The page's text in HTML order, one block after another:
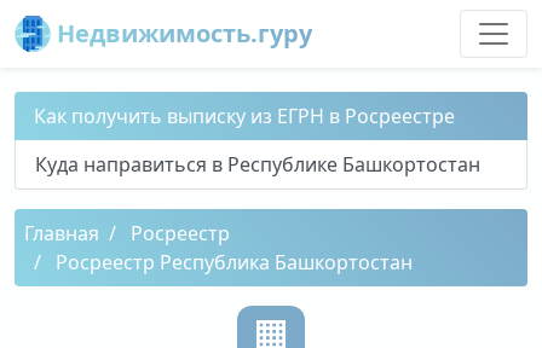
Недвижимость.гуру
Как получить выписку из ЕГРН в Росреестре
Куда направиться в Республике Башкортостан
Главная
Росреестр
Росреестр Республика Башкортостан